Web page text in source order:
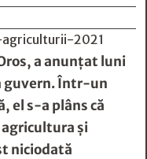
a anunţat luni
guvern. Într-un
el s-a plâns că
şi
niciodată